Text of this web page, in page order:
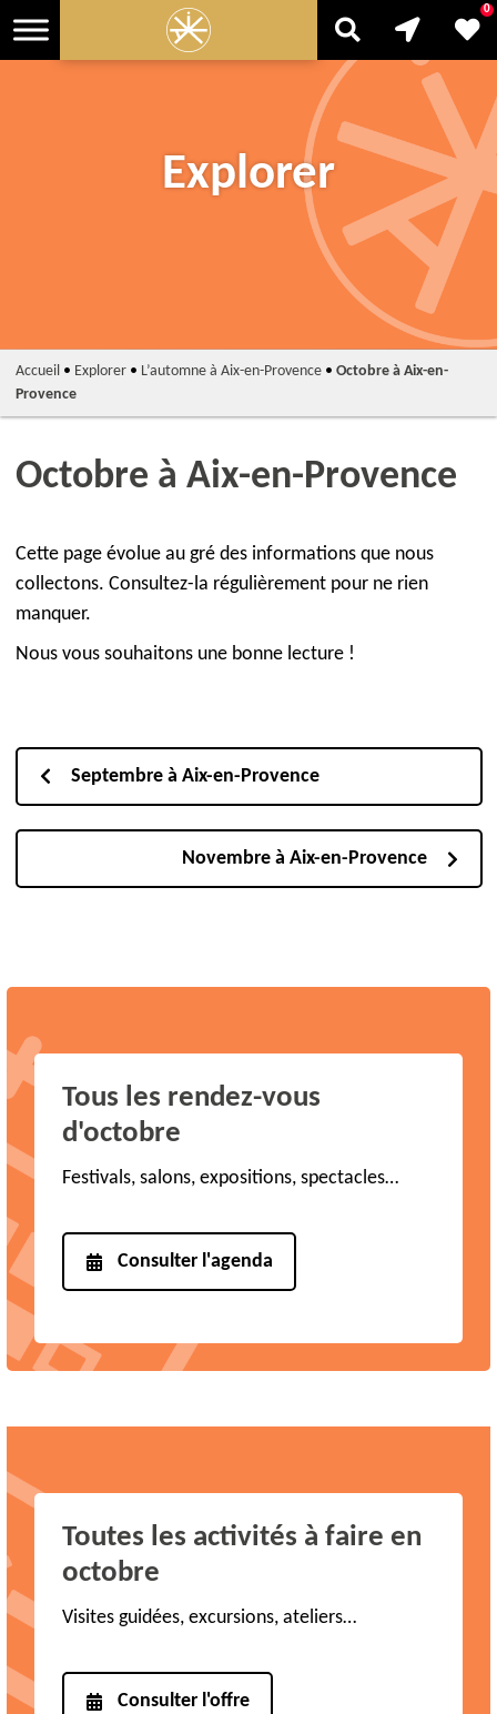
Explorer
0
Accueil• Explorer• L’automne à Aix-en-Provence• Octobre à Aix-en-
Provence
Octobre à Aix-en-Provence
Cette page évolue au gré des informations que nous
collectons. Consultez-la régulièrement pour ne rien
manquer.
Nous vous souhaitons une bonne lecture !
Septembre à Aix-en-Provence
Novembre à Aix-en-Provence
Tous les rendez-vous
d'octobre
Festivals, salons, expositions, spectacles…
Consulter l'agenda
Toutes les activités à faire en
octobre
Visites guidées, excursions, ateliers…
Consulter l'offre